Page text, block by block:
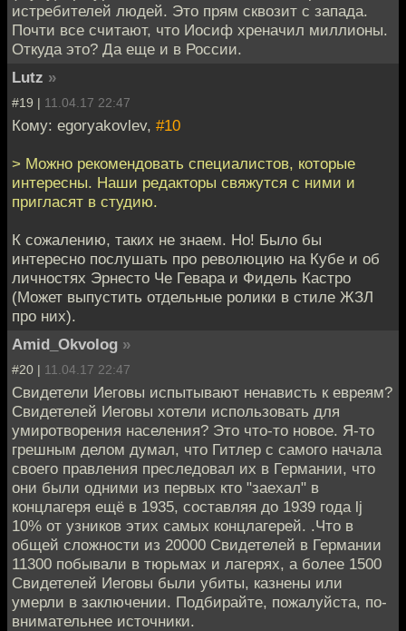
истребителей людей. Это прям сквозит с запада.
Почти все считают, что Иосиф хреначил миллионы.
Откуда это? Да еще и в России.
Lutz »
#19 | 11.04.17 22:47
Кому: egoryakovlev, #10
> Можно рекомендовать специалистов, которые
интересны. Наши редакторы свяжутся с ними и
пригласят в студию.
К сожалению, таких не знаем. Но! Было бы
интересно послушать про революцию на Кубе и об
личностях Эрнесто Че Гевара и Фидель Кастро
(Может выпустить отдельные ролики в стиле ЖЗЛ
про них).
Amid_Okvolog »
#20 | 11.04.17 22:47
Свидетели Иеговы испытывают ненависть к евреям?
Свидетелей Иеговы хотели использовать для
умиротворения населения? Это что-то новое. Я-то
грешным делом думал, что Гитлер с самого начала
своего правления преследовал их в Германии, что
они были одними из первых кто "заехал" в
концлагеря ещё в 1935, составляя до 1939 года lj
10% от узников этих самых концлагерей. .Что в
общей сложности из 20000 Свидетелей в Германии
11300 побывали в тюрьмах и лагерях, а более 1500
Свидетелей Иеговы были убиты, казнены или
умерли в заключении. Подбирайте, пожалуйста, по-
внимательнее источники.